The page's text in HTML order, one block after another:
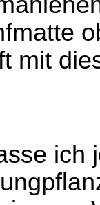
mit
ich